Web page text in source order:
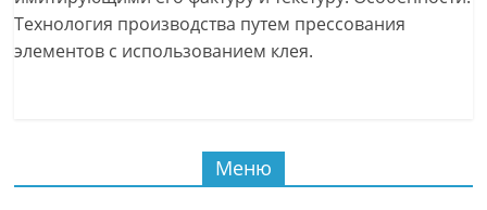
Технология производства путем прессования
элементов с использованием клея.
Меню